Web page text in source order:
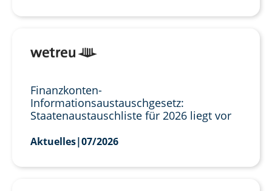
Finanzkonten-
Informationsaustauschgesetz:
Staatenaustauschliste für 2026 liegt vor
Aktuelles|07/2026